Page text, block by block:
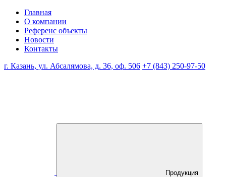
Главная
О компании
Референс объекты
Новости
Контакты
г. Казань, ул. Абсалямова, д. 36, оф. 506 +7 (843) 250-97-50
Продукция